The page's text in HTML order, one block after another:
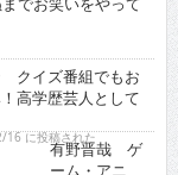
高学歴芸人として
アイドルに精通！
は直線ではなくい